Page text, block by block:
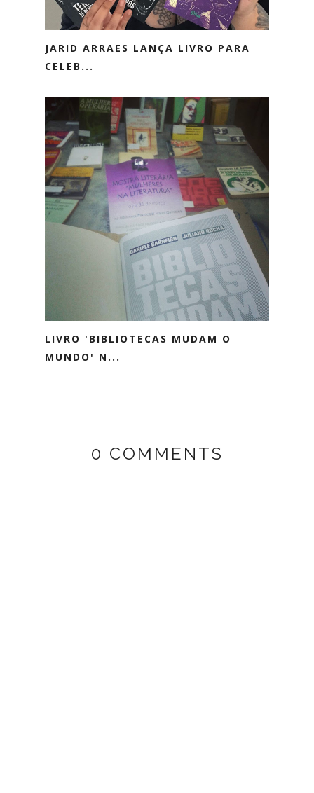
JARID ARRAES LANÇA LIVRO PARA
CELEB...
LIVRO 'BIBLIOTECAS MUDAM O
MUNDO' N...
0 COMMENTS